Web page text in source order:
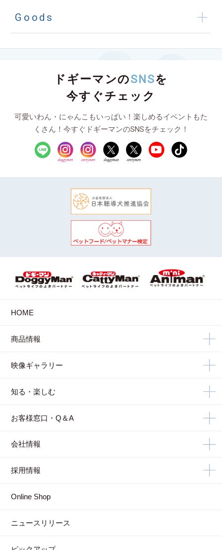
Goods
ドギーマンのSNSを
今すぐチェック
可愛いわん・にゃんこもいっぱい！楽しめるイベントもた
くさん！今すぐドギーマンのSNSをチェック！
HOME
商品情報
映像ギャラリー
知る・楽しむ
お客様窓口・Q＆A
会社情報
採用情報
Online Shop
ニュースリリース